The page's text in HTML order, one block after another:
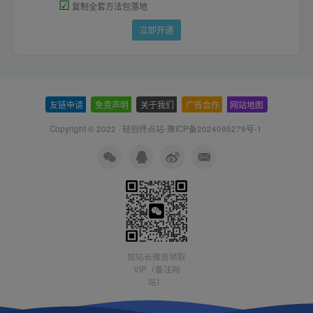
☑ 复制全套方法包落地
立即开通
友链申请 免责声明 关于我们 广告合作 网站地图
Copyright © 2022 · 轻创终点站-豫ICP备2024095279号-1
加站长微信领取
VIP（备注网
站）